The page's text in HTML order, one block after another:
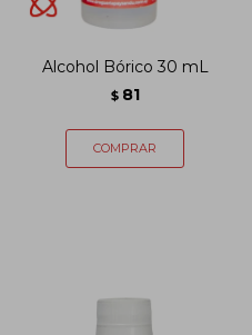
Alcohol Bórico 30 mL
$ 81